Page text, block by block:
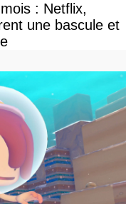
: Netflix,
une bascule et